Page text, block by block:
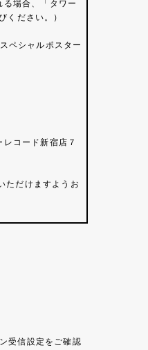
場合、「タワー
ください。）
ペシャルポスター
コード新宿店７
ただけますようお
受信設定をご確認